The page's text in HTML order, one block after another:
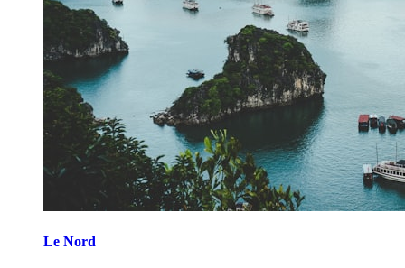
Le Nord